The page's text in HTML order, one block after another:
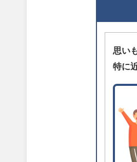
思い
特に